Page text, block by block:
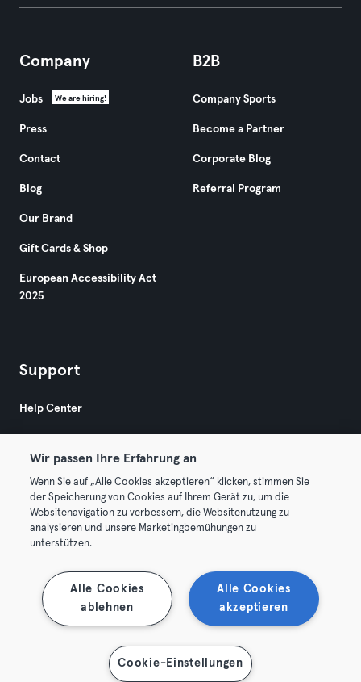
Company
Jobs We are hiring!
Press
Contact
Blog
Our Brand
Gift Cards & Shop
European Accessibility Act
2025
B2B
Company Sports
Become a Partner
Corporate Blog
Referral Program
Support
Help Center
© 2026 Urban Sports Group GmbH. All rights reserved.
Terms & Conditions
Terminate contracts here Withdraw contracts here
Wir passen Ihre Erfahrung an
Wenn Sie auf „Alle Cookies akzeptieren“ klicken, stimmen Sie
der Speicherung von Cookies auf Ihrem Gerät zu, um die
Websitenavigation zu verbessern, die Websitenutzung zu
analysieren und unsere Marketingbemühungen zu
unterstützen.
Alle Cookies
akzeptieren
Alle Cookies
ablehnen
Cookie-Einstellungen